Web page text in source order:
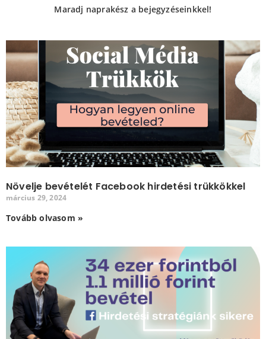
Maradj naprakész a bejegyzéseinkkel!
Növelje bevételét Facebook hirdetési trükkökkel
március 29, 2024
Tovább olvasom »